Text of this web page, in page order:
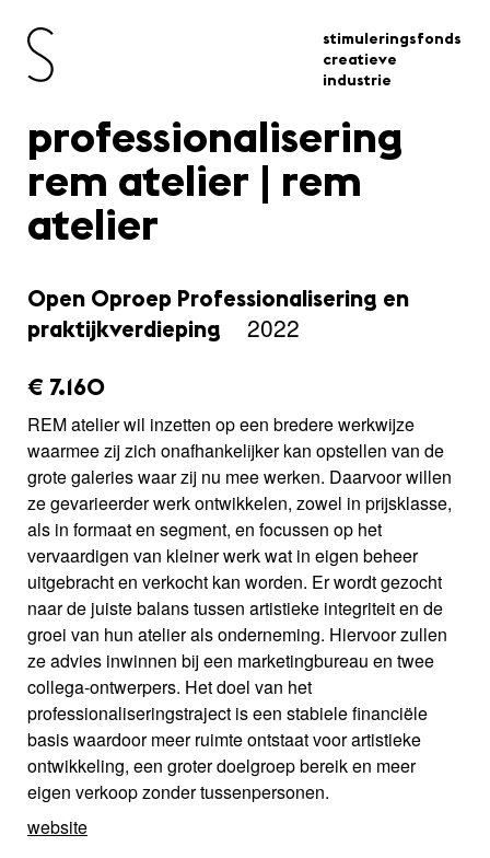
stimuleringsfonds
creatieve
industrie
professionalisering
rem atelier | rem
atelier
Open Oproep Professionalisering en
praktijkverdieping
2022
amount_issued:
€ 7.160
REM atelier wil inzetten op een bredere werkwijze
waarmee zij zich onafhankelijker kan opstellen van de
grote galeries waar zij nu mee werken. Daarvoor willen
ze gevarieerder werk ontwikkelen, zowel in prijsklasse,
als in formaat en segment, en focussen op het
vervaardigen van kleiner werk wat in eigen beheer
uitgebracht en verkocht kan worden. Er wordt gezocht
naar de juiste balans tussen artistieke integriteit en de
groei van hun atelier als onderneming. Hiervoor zullen
ze advies inwinnen bij een marketingbureau en twee
collega-ontwerpers. Het doel van het
professionaliseringstraject is een stabiele financiële
basis waardoor meer ruimte ontstaat voor artistieke
ontwikkeling, een groter doelgroep bereik en meer
eigen verkoop zonder tussenpersonen.
website